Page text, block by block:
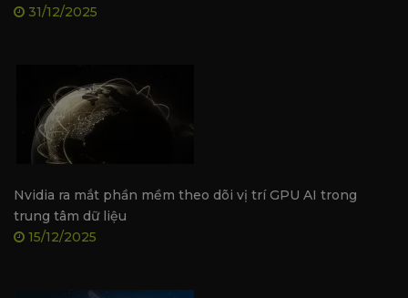
Công suất tiêu thụ
Kích thước đóng gói
Các tính năng chính từ RTX 30 Series
31/12/2025
Nvidia ra mắt phần mềm theo dõi vị trí GPU AI trong
trung tâm dữ liệu
15/12/2025